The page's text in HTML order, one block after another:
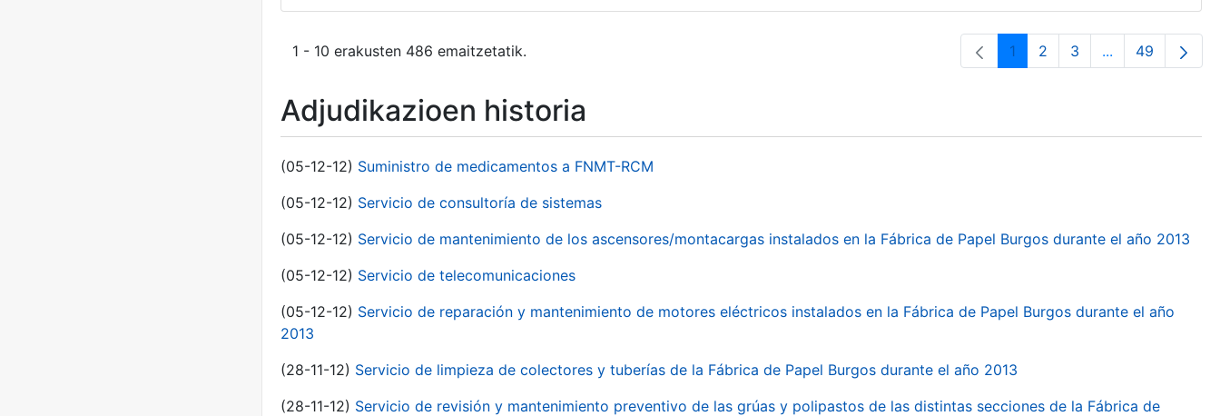
1 - 10 erakusten 486 emaitzetatik. Orrialdea
1 Orrialdea
2 Orrialdea
3 ...Intermediate
Orrialdea
49
Adjudikazioen historia
(05-12-12) Suministro de medicamentos a FNMT-RCM
(05-12-12) Servicio de consultoría de sistemas
(05-12-12) Servicio de mantenimiento de los ascensores/montacargas instalados en la Fábrica de Papel Burgos durante el año 2013
(05-12-12) Servicio de telecomunicaciones
(05-12-12) Servicio de reparación y mantenimiento de motores eléctricos instalados en la Fábrica de Papel Burgos durante el año
2013
(28-11-12) Servicio de limpieza de colectores y tuberías de la Fábrica de Papel Burgos durante el año 2013
(28-11-12) Servicio de revisión y mantenimiento preventivo de las grúas y polipastos de las distintas secciones de la Fábrica de